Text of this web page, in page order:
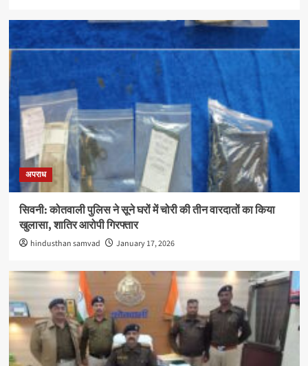
अपराध
सिवनी: कोतवाली पुलिस ने सूने घरों में चोरी की तीन वारदातों का किया
खुलासा, शातिर आरोपी गिरफ्तार
hindusthan samvad January 17, 2026